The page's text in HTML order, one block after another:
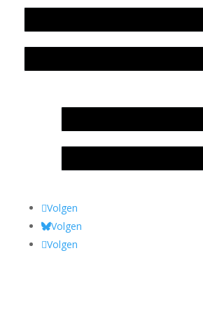
Volgen
Volgen
Volgen